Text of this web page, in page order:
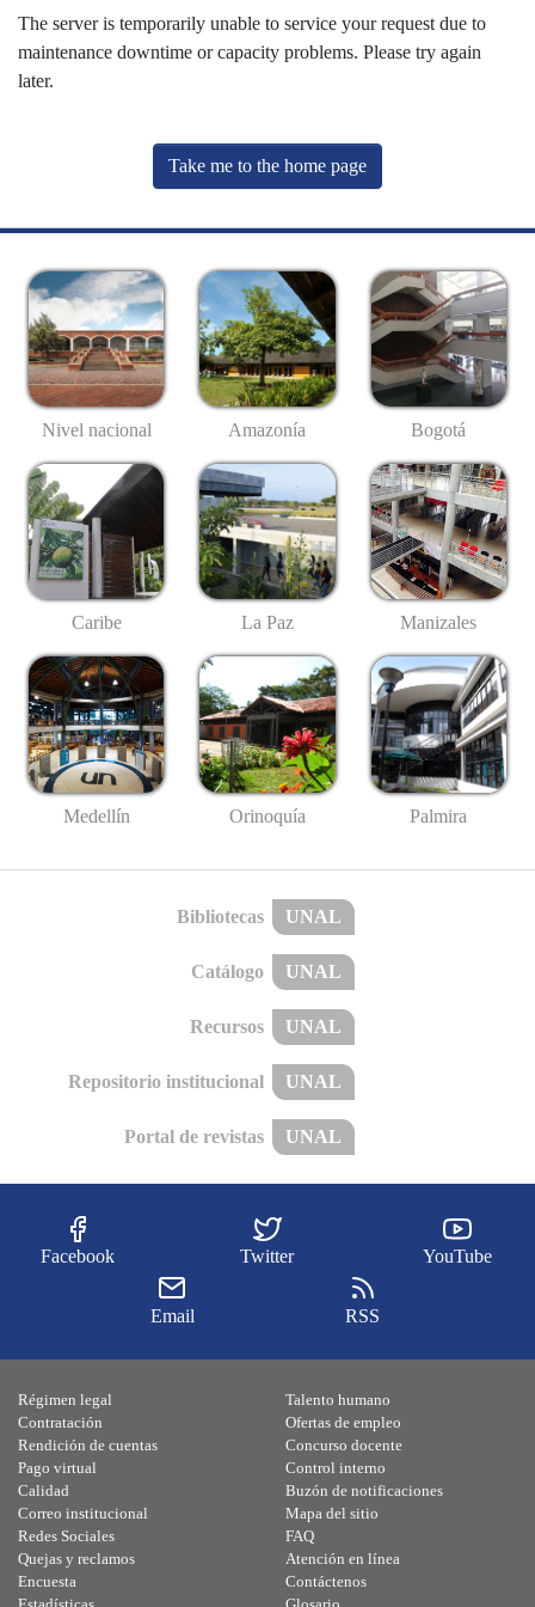
The server is temporarily unable to service your request due to
maintenance downtime or capacity problems. Please try again
later.
Take me to the home page
Nivel nacional Amazonía Bogotá
Caribe La Paz Manizales
Medellín Orinoquía Palmira
Bibliotecas UNAL
Catálogo UNAL
Recursos UNAL
Repositorio institucional UNAL
Portal de revistas UNAL
Facebook Twitter YouTube
Email RSS
Régimen legal
Contratación
Rendición de cuentas
Pago virtual
Calidad
Talento humano
Ofertas de empleo
Concurso docente
Control interno
Buzón de notificaciones
Correo institucional
Redes Sociales
Quejas y reclamos
Encuesta
Mapa del sitio
FAQ
Atención en línea
Contáctenos